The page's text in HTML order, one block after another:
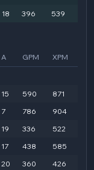
18 396 539
A GPM XPM
15 590 871
7 786 904
19 336 522
17 438 585
20 360 426